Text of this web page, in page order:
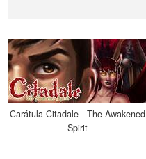
Carátula Citadale - The Awakened
Spirit